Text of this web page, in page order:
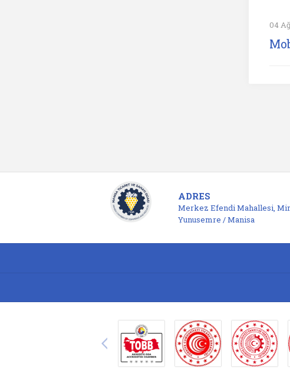
04
ADRES
Merkez Efendi Mahallesi,
Yunusemre / Manisa